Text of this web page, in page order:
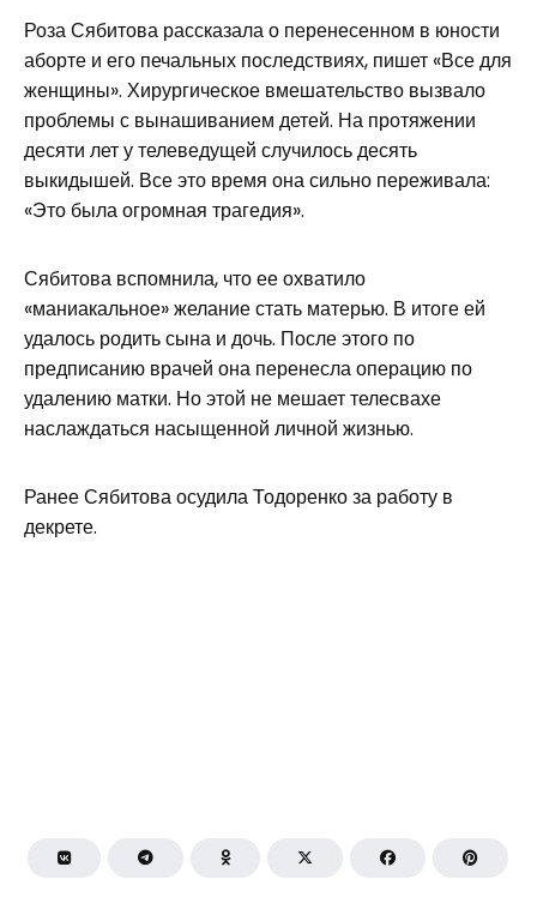
Роза Сябитова рассказала о перенесенном в юности
аборте и его печальных последствиях, пишет «Все для
женщины». Хирургическое вмешательство вызвало
проблемы с вынашиванием детей. На протяжении
десяти лет у телеведущей случилось десять
выкидышей. Все это время она сильно переживала:
«Это была огромная трагедия».
Сябитова вспомнила, что ее охватило
«маниакальное» желание стать матерью. В итоге ей
удалось родить сына и дочь. После этого по
предписанию врачей она перенесла операцию по
удалению матки. Но этой не мешает телесвахе
наслаждаться насыщенной личной жизнью.
Ранее Сябитова осудила Тодоренко за работу в
декрете.